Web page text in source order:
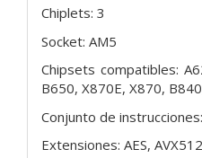
Chiplets: 3
Socket: AM5
Chipsets compatibles:
B650, X870E, X870,
Conjunto de
Extensiones: AES,